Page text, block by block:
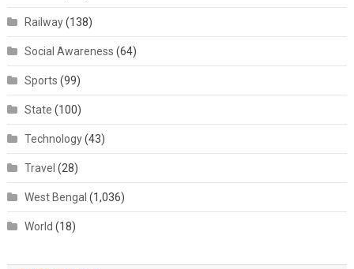
Railway(138)
Social Awareness (64)
Sports (99)
State (100)
Technology(43)
Travel (28)
West Bengal (1,036)
World (18)